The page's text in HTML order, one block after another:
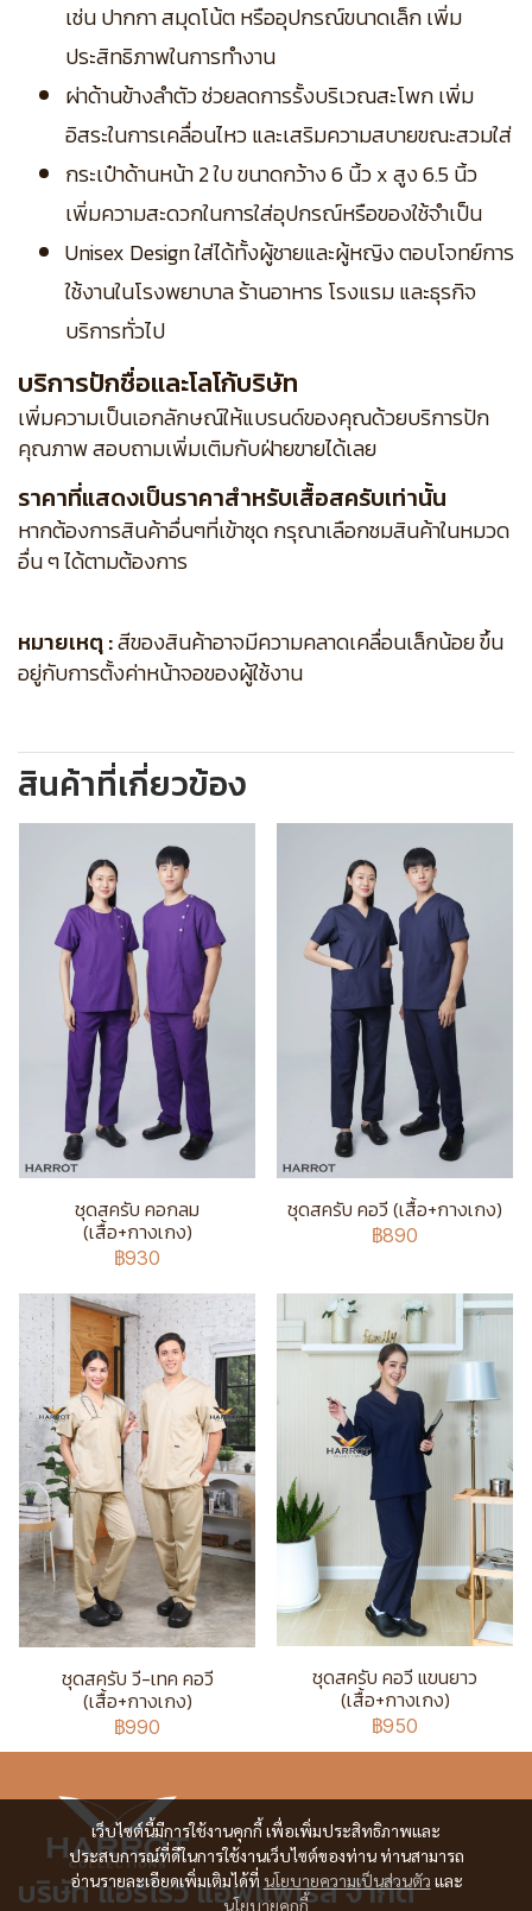
เช่น ปากกา สมุดโน้ต หรืออุปกรณ์ขนาดเล็ก เพิ่ม
ประสิทธิภาพในการทำงาน
ผ่าด้านข้างลำตัว ช่วยลดการรั้งบริเวณสะโพก เพิ่ม
อิสระในการเคลื่อนไหว และเสริมความสบายขณะสวมใส่
กระเป๋าด้านหน้า 2 ใบ ขนาดกว้าง 6 นิ้ว x สูง 6.5 นิ้ว
เพิ่มความสะดวกในการใส่อุปกรณ์หรือของใช้จำเป็น
Unisex Design ใส่ได้ทั้งผู้ชายและผู้หญิง ตอบโจทย์การ
ใช้งานในโรงพยาบาล ร้านอาหาร โรงแรม และธุรกิจ
บริการทั่วไป
บริการปักชื่อและโลโก้บริษัท
เพิ่มความเป็นเอกลักษณ์ให้แบรนด์ของคุณด้วยบริการปัก
คุณภาพ สอบถามเพิ่มเติมกับฝ่ายขายได้เลย
ราคาที่แสดงเป็นราคาสำหรับเสื้อสครับเท่านั้น
หากต้องการสินค้าอื่นๆที่เข้าชุด กรุณาเลือกชมสินค้าในหมวด
อื่น ๆ ได้ตามต้องการ
หมายเหตุ :สีของสินค้าอาจมีความคลาดเคลื่อนเล็กน้อย ขึ้น
อยู่กับการตั้งค่าหน้าจอของผู้ใช้งาน
สินค้าที่เกี่ยวข้อง
ชุดสครับ คอกลม
(เสื้อ+กางเกง)
฿930
ชุดสครับ คอวี (เสื้อ+กางเกง)
฿890
ชุดสครับ วี-เทค คอวี
(เสื้อ+กางเกง)
฿990
ชุดสครับ คอวี แขนยาว
(เสื้อ+กางเกง)
฿950
เว็บไซต์นี้มีการใช้งานคุกกี้ เพื่อเพิ่มประสิทธิภาพและ
ประสบการณ์ที่ดีในการใช้งานเว็บไซต์ของท่าน ท่านสามารถ
อ่านรายละเอียดเพิ่มเติมได้ที่ นโยบายความเป็นส่วนตัว และ
นโยบายคุกกี้
บริษัท แอร์โรว์ แอพแพเรล จำกัด